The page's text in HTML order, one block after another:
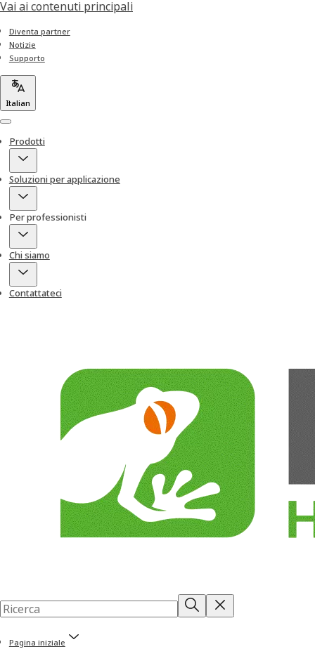
Vai ai contenuti principali
Diventa partner
Notizie
Supporto
Italian
Menu
Prodotti
Soluzioni per applicazione
Per professionisti
Chi siamo
Contattateci
Pagina iniziale